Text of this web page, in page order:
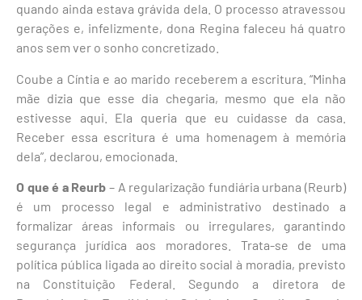
quando ainda estava grávida dela. O processo atravessou
gerações e, infelizmente, dona Regina faleceu há quatro
anos sem ver o sonho concretizado.
Coube a Cíntia e ao marido receberem a escritura. “Minha
mãe dizia que esse dia chegaria, mesmo que ela não
estivesse aqui. Ela queria que eu cuidasse da casa.
Receber essa escritura é uma homenagem à memória
dela”, declarou, emocionada.
O que é a Reurb – A regularização fundiária urbana (Reurb)
é um processo legal e administrativo destinado a
formalizar áreas informais ou irregulares, garantindo
segurança jurídica aos moradores. Trata-se de uma
política pública ligada ao direito social à moradia, previsto
na Constituição Federal. Segundo a diretora de